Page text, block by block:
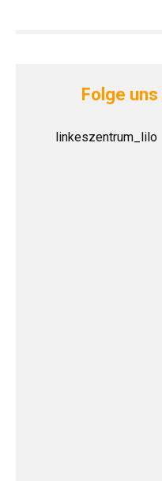
Folge
linkeszentrum_lilo